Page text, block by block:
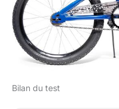
Bilan du test